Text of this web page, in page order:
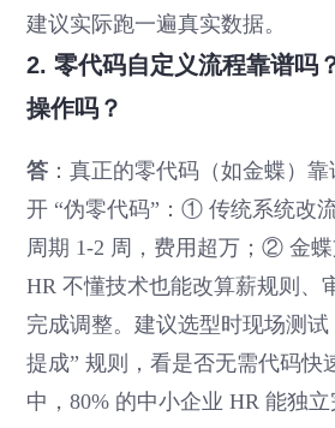
建议实际跑一遍真实数据。
2. 零代码自定义流程靠谱吗
操作吗？
答 ：真正的零代码（如金蝶）
开 “伪零代码”：① 传统系统改
周期 1-2 周，费用超万；② 金蝶
HR 不懂技术也能改算薪规则、
完成调整。建议选型时现场测试
提成” 规则，看是否无需代码快
中，80% 的中小企业 HR 能独立